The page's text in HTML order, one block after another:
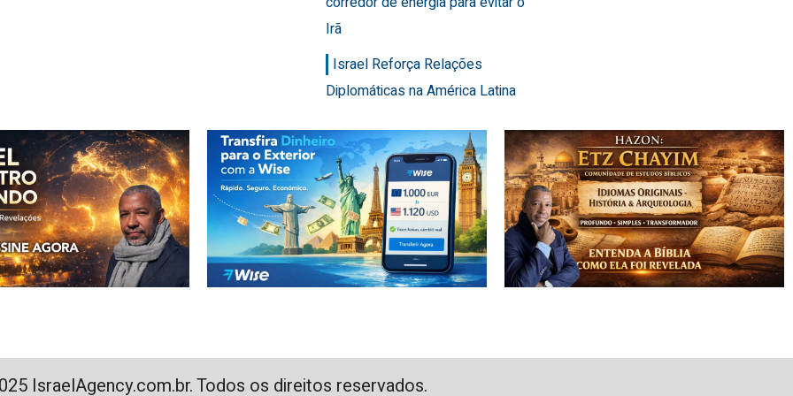
Irã
Israel Reforça Relações
Diplomáticas na América Latina
IsraelAgency.com.br. Todos os direitos reservados.